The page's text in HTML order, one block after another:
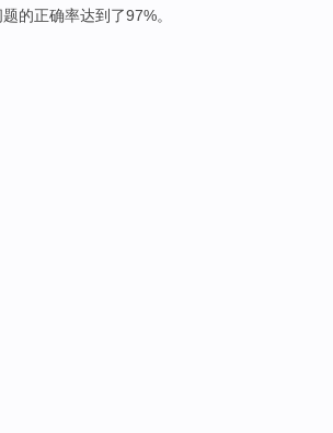
题的正确率达到 了97%。